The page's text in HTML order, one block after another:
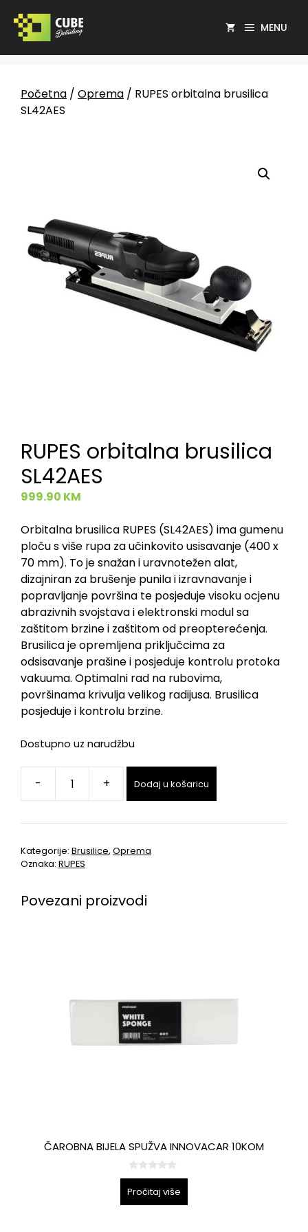
MENU
Početna / Oprema / RUPES orbitalna brusilica
SL42AES
RUPES orbitalna brusilica
SL42AES
999.90 KM
Orbitalna brusilica RUPES (SL42AES) ima gumenu
ploču s više rupa za učinkovito usisavanje (400 x
70 mm). To je snažan i uravnotežen alat,
dizajniran za brušenje punila i izravnavanje i
popravljanje površina te posjeduje visoku ocjenu
abrazivnih svojstava i elektronski modul sa
zaštitom brzine i zaštitom od preopterećenja.
Brusilica je opremljena priključcima za
odsisavanje prašine i posjeduje kontrolu protoka
vakuuma. Optimalni rad na rubovima,
površinama krivulja velikog radijusa. Brusilica
posjeduje i kontrolu brzine.
Dostupno uz narudžbu
- + Dodaj u košaricu
Kategorije: Brusilice, Oprema
Oznaka: RUPES
Povezani proizvodi
ČAROBNA BIJELA SPUŽVA INNOVACAR 10KOM
0
o
d
5
Pročitaj više